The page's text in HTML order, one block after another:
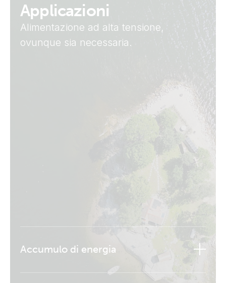
Applicazioni
Alimentazione ad alta tensione,
ovunque sia necessaria.
Accumulo di energia